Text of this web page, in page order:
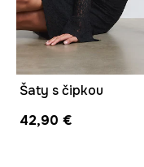
Šaty s čipkou
42,90 €